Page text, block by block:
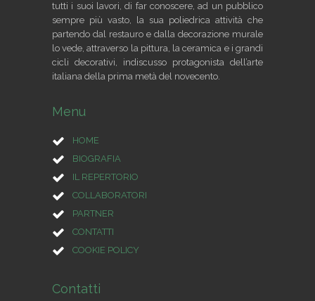
tutti i suoi lavori, di far conoscere, ad un pubblico
sempre più vasto, la sua poliedrica attività che
partendo dal restauro e dalla decorazione murale
lo vede, attraverso la pittura, la ceramica e i grandi
cicli decorativi, indiscusso protagonista dell’arte
italiana della prima metà del novecento.
Menu
HOME
BIOGRAFIA
IL REPERTORIO
COLLABORATORI
PARTNER
CONTATTI
COOKIE POLICY
Contatti